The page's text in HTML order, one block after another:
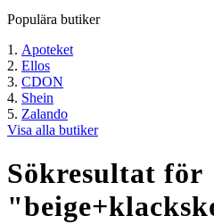
Populära butiker
Apoteket
Ellos
CDON
Shein
Zalando
Visa alla butiker
Sökresultat för
"